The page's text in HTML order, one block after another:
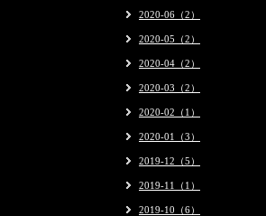
2020-06（2）
2020-05（2）
2020-04（2）
2020-03（2）
2020-02（1）
2020-01（3）
2019-12（5）
2019-11（1）
2019-10（6）